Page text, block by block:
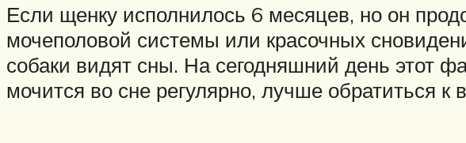
Если щенку исполнилось 6 месяцев, но он
мочеполовой системы или красочных
собаки видят сны. На сегодняшний день этот
мочится во сне регулярно, лучше обратиться к